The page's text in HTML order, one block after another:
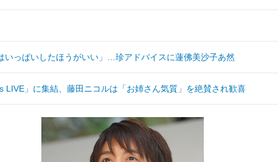
いっぱいしたほうがいい」…珍アドバイスに蓮佛美沙子あ然
LIVE」に集結、藤田ニコルは「お姉さん気質」を絶賛され歓喜